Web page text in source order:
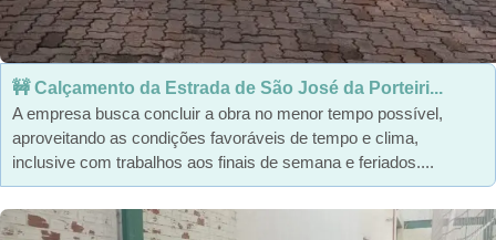
🚧 Calçamento da Estrada de São José da Porteiri...
A empresa busca concluir a obra no menor tempo possível,
aproveitando as condições favoráveis de tempo e clima,
inclusive com trabalhos aos finais de semana e feriados....